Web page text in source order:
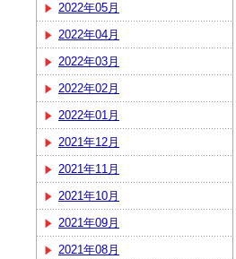
2022年05月
2022年04月
2022年03月
2022年02月
2022年01月
2021年12月
2021年11月
2021年10月
2021年09月
2021年08月